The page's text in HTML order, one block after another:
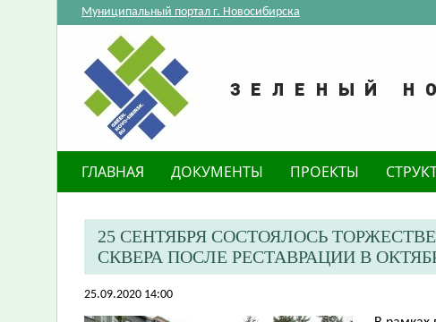
Муниципальный портал г. Новосибирска
ГЛАВНАЯ ДОКУМЕНТЫ ПРОЕКТЫ
25 СЕНТЯБРЯ СОСТОЯЛОСЬ
СКВЕРА ПОСЛЕ РЕСТАВРАЦИИ В
25.09.2020 14:00